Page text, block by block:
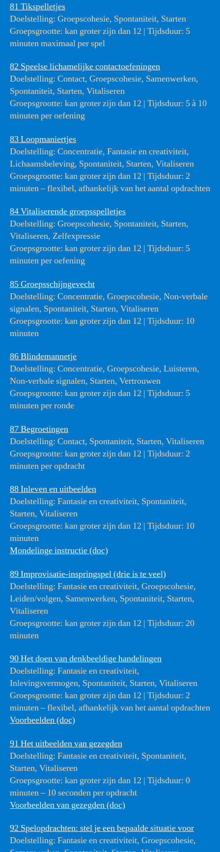
81 Tikspelletjes
Doelstelling: Groepscohesie, Spontaniteit, Starten
Groepsgrootte: kan groter zijn dan 12 | Tijdsduur: 5
minuten maximaal per spel
82 Speelse lichamelijke contactoefeningen
Doelstelling: Contact, Groepscohesie, Samenwerken,
Spontaniteit, Starten, Vitaliseren
Groepsgrootte: kan groter zijn dan 12 | Tijdsduur: 5 à 10
minuten per oefening
83 Loopmaniertjes
Doelstelling: Concentratie, Fantasie en creativiteit,
Lichaamsbeleving, Spontaniteit, Starten, Vitaliseren
Groepsgrootte: kan groter zijn dan 12 | Tijdsduur: 2
minuten – flexibel, afhankelijk van het aantal opdrachten
84 Vitaliserende groepsspelletjes
Doelstelling: Groepscohesie, Spontaniteit, Starten,
Vitaliseren, Zelfexpressie
Groepsgrootte: kan groter zijn dan 12 | Tijdsduur: 5
minuten per oefening
85 Groepsschijngevecht
Doelstelling: Concentratie, Groepscohesie, Non-verbale
signalen, Spontaniteit, Starten, Vitaliseren
Groepsgrootte: kan groter zijn dan 12 | Tijdsduur: 10
minuten
86 Blindemannetje
Doelstelling: Concentratie, Groepscohesie, Luisteren,
Non-verbale signalen, Starten, Vertrouwen
Groepsgrootte: kan groter zijn dan 12 | Tijdsduur: 5
minuten per ronde
87 Begroetingen
Doelstelling: Contact, Spontaniteit, Starten, Vitaliseren
Groepsgrootte: kan groter zijn dan 12 | Tijdsduur: 2
minuten per opdracht
88 Inleven en uitbeelden
Doelstelling: Fantasie en creativiteit, Spontaniteit,
Starten, Vitaliseren
Groepsgrootte: kan groter zijn dan 12 | Tijdsduur: 10
minuten
Mondelinge instructie (doc)
89 Improvisatie-inspringspel (drie is te veel)
Doelstelling: Fantasie en creativiteit, Groepscohesie,
Leiden/volgen, Samenwerken, Spontaniteit, Starten,
Vitaliseren
Groepsgrootte: kan groter zijn dan 12 | Tijdsduur: 20
minuten
90 Het doen van denkbeeldige handelingen
Doelstelling: Fantasie en creativiteit,
Inlevingsvermogen, Spontaniteit, Starten, Vitaliseren
Groepsgrootte: kan groter zijn dan 12 | Tijdsduur: 2
minuten – flexibel, afhankelijk van het aantal opdrachten
Voorbeelden (doc)
91 Het uitbeelden van gezegden
Doelstelling: Fantasie en creativiteit, Spontaniteit,
Starten, Vitaliseren
Groepsgrootte: kan groter zijn dan 12 | Tijdsduur: 0
minuten – 10 seconden per opdracht
Voorbeelden van gezegden (doc)
92 Spelopdrachten: stel je een bepaalde situatie voor
Doelstelling: Fantasie en creativiteit, Groepscohesie,